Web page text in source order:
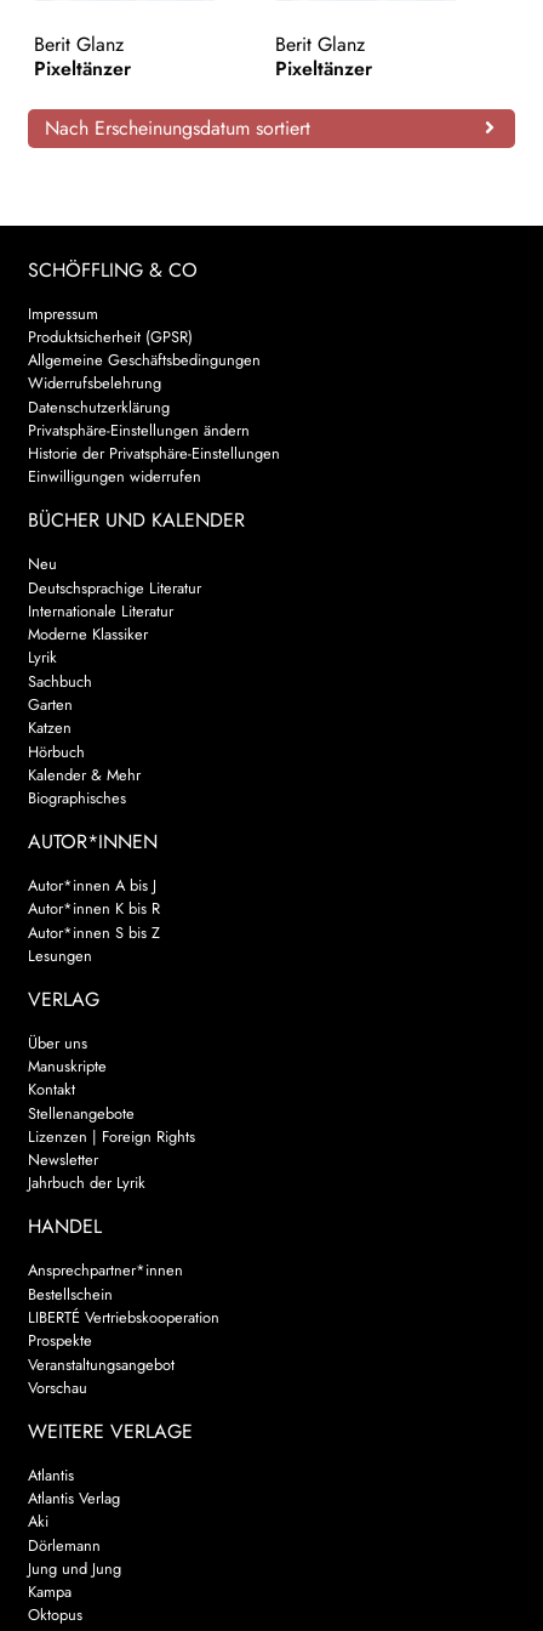
AKTUELLES
WEITERE VERLAGE
Search:
Berit Glanz
Pixeltänzer
Berit Glanz
Pixeltänzer
Nach Erscheinungsdatum sortiert
SCHÖFFLING & CO
Impressum
Produktsicherheit (GPSR)
Allgemeine Geschäftsbedingungen
Widerrufsbelehrung
Datenschutzerklärung
Privatsphäre-Einstellungen ändern
Historie der Privatsphäre-Einstellungen
Einwilligungen widerrufen
BÜCHER UND KALENDER
Neu
Deutschsprachige Literatur
Internationale Literatur
Moderne Klassiker
Lyrik
Sachbuch
Garten
Katzen
Hörbuch
Kalender & Mehr
Biographisches
AUTOR*INNEN
Autor*innen A bis J
Autor*innen K bis R
Autor*innen S bis Z
Lesungen
VERLAG
Über uns
Manuskripte
Kontakt
Stellenangebote
Lizenzen | Foreign Rights
Newsletter
Jahrbuch der Lyrik
HANDEL
Ansprechpartner*innen
Bestellschein
LIBERTÉ Vertriebskooperation
Prospekte
Veranstaltungsangebot
Vorschau
WEITERE VERLAGE
Atlantis
Atlantis Verlag
Aki
Dörlemann
Jung und Jung
Kampa
Oktopus